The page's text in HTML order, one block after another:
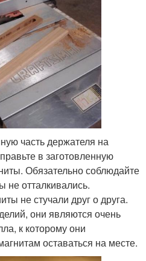
часть держателя на
в заготовленную
Обязательно соблюдайте
не отталкивались.
не стучали друг о друга.
они являются очень
к которому они
оставаться на месте.